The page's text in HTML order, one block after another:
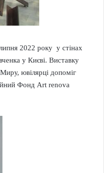
2022 року у стінах
у Києві. Виставку
ювілярці допоміг
Фонд Art renova